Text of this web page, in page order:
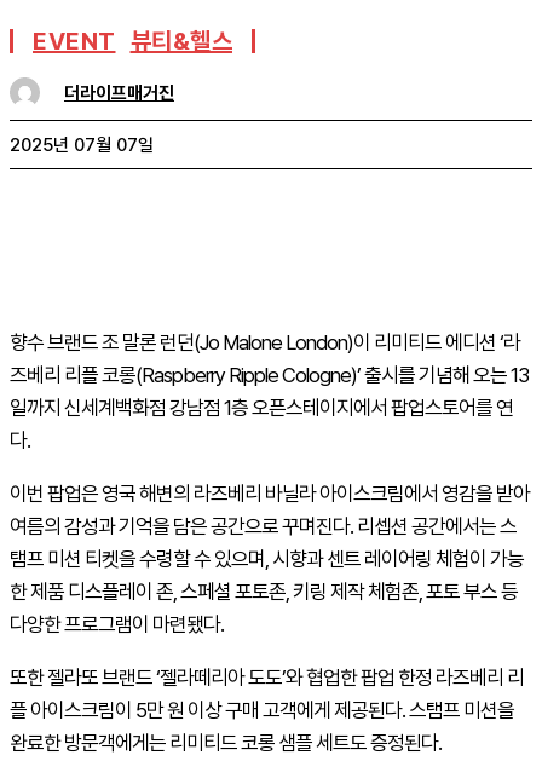
EVENT 뷰티&헬스
더라이프매거진
2025년 07월 07일
향수 브랜드 조 말론 런던(Jo Malone London)이 리미티드 에디션 ‘라
즈베리 리플 코롱(Raspberry Ripple Cologne)’ 출시를 기념해 오는 13
일까지 신세계백화점 강남점 1층 오픈스테이지에서 팝업스토어를 연
다.
이번 팝업은 영국 해변의 라즈베리 바닐라 아이스크림에서 영감을 받아
여름의 감성과 기억을 담은 공간으로 꾸며진다. 리셉션 공간에서는 스
탬프 미션 티켓을 수령할 수 있으며, 시향과 센트 레이어링 체험이 가능
한 제품 디스플레이 존, 스페셜 포토존, 키링 제작 체험존, 포토 부스 등
다양한 프로그램이 마련됐다.
또한 젤라또 브랜드 ‘젤라떼리아 도도’와 협업한 팝업 한정 라즈베리 리
플 아이스크림이 5만 원 이상 구매 고객에게 제공된다. 스탬프 미션을
완료한 방문객에게는 리미티드 코롱 샘플 세트도 증정된다.